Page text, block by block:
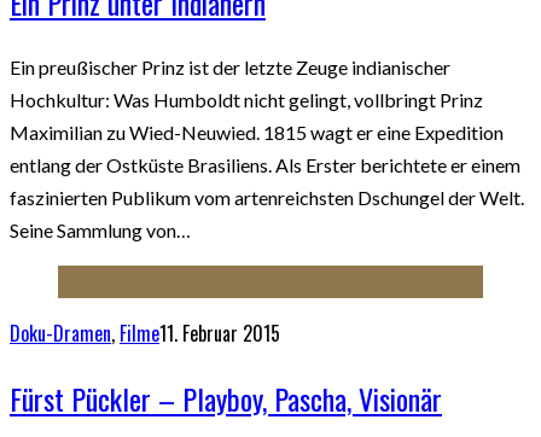
Ein preußischer Prinz ist der letzte Zeuge indianischer
Hochkultur: Was Humboldt nicht gelingt, vollbringt Prinz
Maximilian zu Wied-Neuwied. 1815 wagt er eine Expedition
entlang der Ostküste Brasiliens. Als Erster berichtete er einem
faszinierten Publikum vom artenreichsten Dschungel der Welt.
Seine Sammlung von…
Doku-Dramen, Filme11. Februar 2015
Fürst Pückler – Playboy, Pascha, Visionär